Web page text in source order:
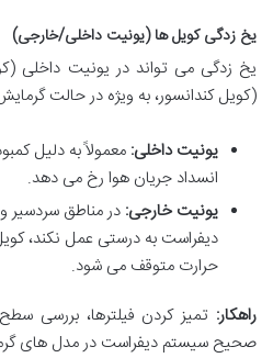
یخ زدگی کویل ها (یونیت داخلی/خارجی)
یخ زدگی می تواند در یونیت داخلی
(کویل کندانسور، به ویژه در حالت
یونیت داخلی: معمولاً به دلیل
انسداد جریان هوا رخ می دهد.
یونیت خارجی: در مناطق سردسیر
دیفراست به درستی عمل نکند،
حرارت متوقف می شود.
راهکار: تمیز کردن فیلترها، بررسی
صحیح سیستم دیفراست در مدل های